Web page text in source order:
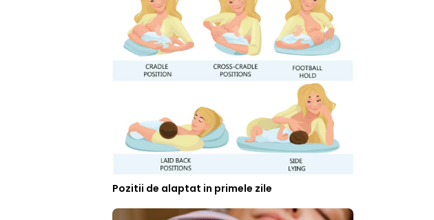
Pozitii de alaptat in primele zile